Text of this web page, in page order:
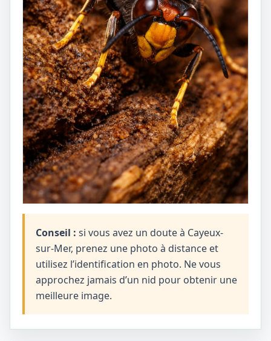
Conseil : si vous avez un doute à Cayeux-
sur-Mer, prenez une photo à distance et
utilisez l’identification en photo. Ne vous
approchez jamais d’un nid pour obtenir une
meilleure image.